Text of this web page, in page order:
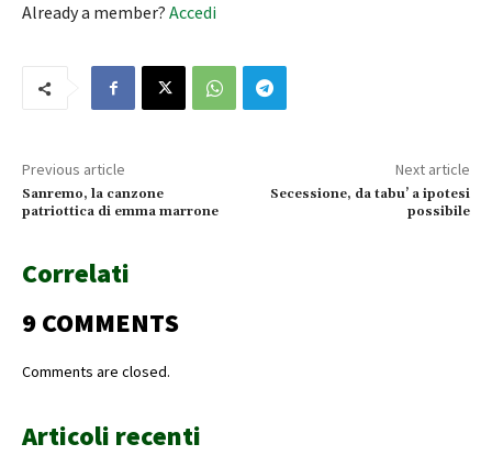
Already a member? Accedi
Previous article
Sanremo, la canzone
patriottica di emma marrone
Next article
Secessione, da tabu’ a ipotesi
possibile
Correlati
9 COMMENTS
Comments are closed.
Articoli recenti